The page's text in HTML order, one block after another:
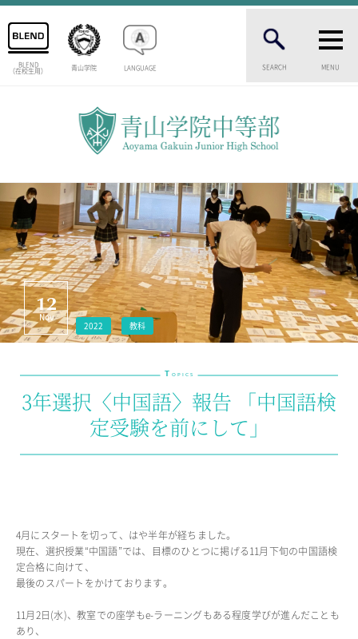
BLEND
（在校生用） 青山学院 LANGUAGE SEARCH MENU
中等部の歴史
特色ある教育
生徒数・教職員数
一貫校の流れ
卒業生インタビュー
校舎情報
メディアライブラリー
教育の特色・紹介
教育課程
キリスト教教育
スクールライフ
スクールカレンダー
1日の流れ
クラブ・同好会紹介
施設設備紹介
12
Nov
2022 教科
T OPICS
3年選択〈中国語〉報告 「中国語検
定受験を前にして」
4月にスタートを切って、はや半年が経ちました。
現在、選択授業“中国語”では、目標のひとつに掲げる11月下旬の中国語検
定合格に向けて、
最後のスパートをかけております。
11月2日(水)、教室での座学もe-ラーニングもある程度学びが進んだことも
あり、